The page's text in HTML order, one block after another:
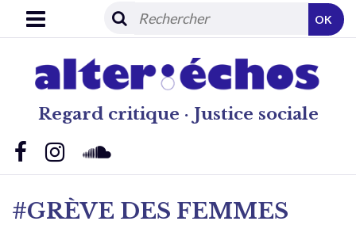
Regard critique · Justice sociale
OK
#GRÈVE DES FEMMES